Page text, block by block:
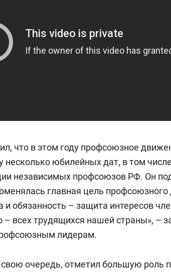
что в этом году профсоюзное
несколько юбилейных дат, в том
независимых профсоюзов РФ. Он
главная цель
и обязанность – защита интересов
– всех трудящихся нашей страны», –
лидерам.
очередь, отметил большую роль